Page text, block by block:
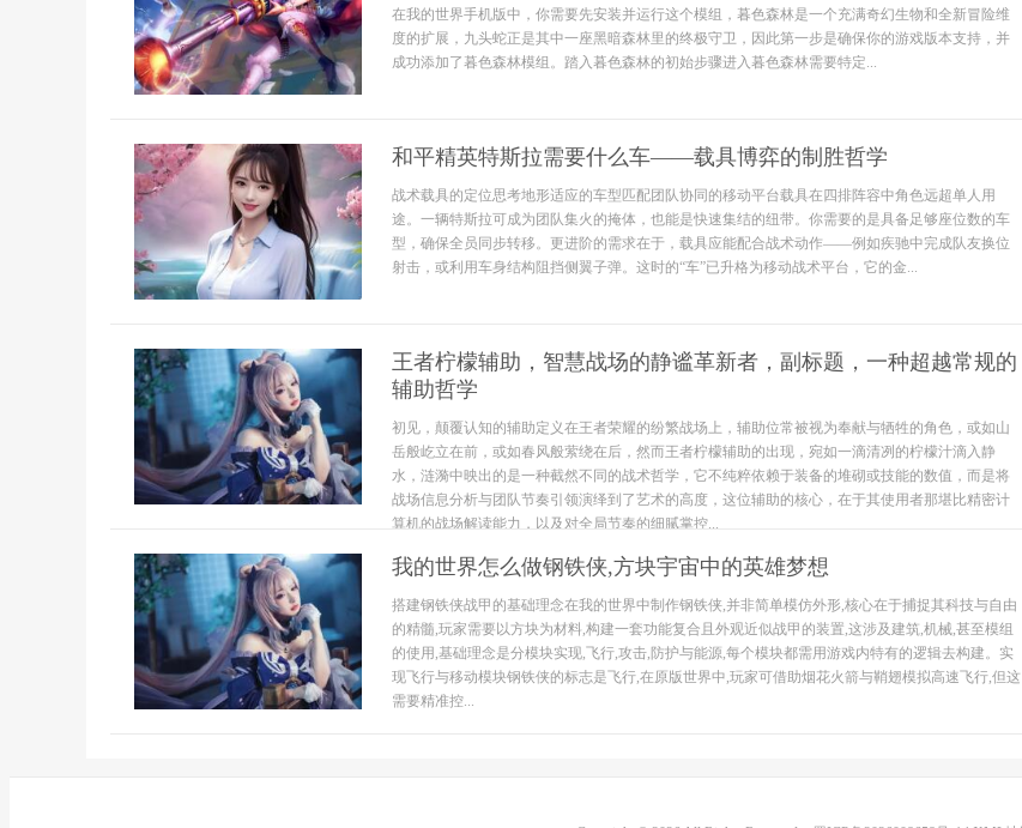
在我的世界手机版中，你需要先安装并运行这个模组，暮色森林是一个充满奇幻生物和全新冒险维
度的扩展，九头蛇正是其中一座黑暗森林里的终极守卫，因此第一步是确保你的游戏版本支持，并
成功添加了暮色森林模组。踏入暮色森林的初始步骤进入暮色森林需要特定...
和平精英特斯拉需要什么车——载具博弈的制胜哲学
战术载具的定位思考地形适应的车型匹配团队协同的移动平台载具在四排阵容中角色远超单人用
途。一辆特斯拉可成为团队集火的掩体，也能是快速集结的纽带。你需要的是具备足够座位数的车
型，确保全员同步转移。更进阶的需求在于，载具应能配合战术动作——例如疾驰中完成队友换位
射击，或利用车身结构阻挡侧翼子弹。这时的“车”已升格为移动战术平台，它的金...
王者柠檬辅助，智慧战场的静谧革新者，副标题，一种超越常规的
辅助哲学
初见，颠覆认知的辅助定义在王者荣耀的纷繁战场上，辅助位常被视为奉献与牺牲的角色，或如山
岳般屹立在前，或如春风般萦绕在后，然而王者柠檬辅助的出现，宛如一滴清冽的柠檬汁滴入静
水，涟漪中映出的是一种截然不同的战术哲学，它不纯粹依赖于装备的堆砌或技能的数值，而是将
战场信息分析与团队节奏引领演绎到了艺术的高度，这位辅助的核心，在于其使用者那堪比精密计
算机的战场解读能力，以及对全局节奏的细腻掌控...
我的世界怎么做钢铁侠,方块宇宙中的英雄梦想
搭建钢铁侠战甲的基础理念在我的世界中制作钢铁侠,并非简单模仿外形,核心在于捕捉其科技与自由
的精髓,玩家需要以方块为材料,构建一套功能复合且外观近似战甲的装置,这涉及建筑,机械,甚至模组
的使用,基础理念是分模块实现,飞行,攻击,防护与能源,每个模块都需用游戏内特有的逻辑去构建。实
现飞行与移动模块钢铁侠的标志是飞行,在原版世界中,玩家可借助烟花火箭与鞘翅模拟高速飞行,但这
需要精准控...